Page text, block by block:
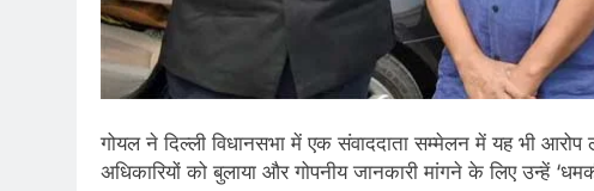
गोयल ने दिल्ली विधानसभा में एक संवाददाता सम्मेलन में यह भी आरोप
अधिकारियों को बुलाया और गोपनीय जानकारी मांगने के लिए उन्हें